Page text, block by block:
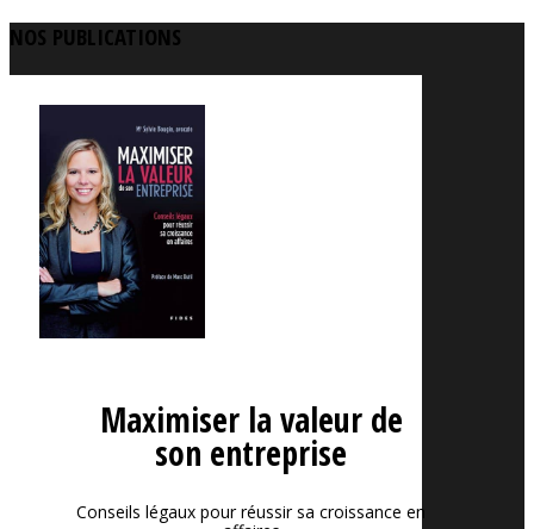
NOS PUBLICATIONS
Maximiser la valeur de
son entreprise
Conseils légaux pour réussir sa croissance en